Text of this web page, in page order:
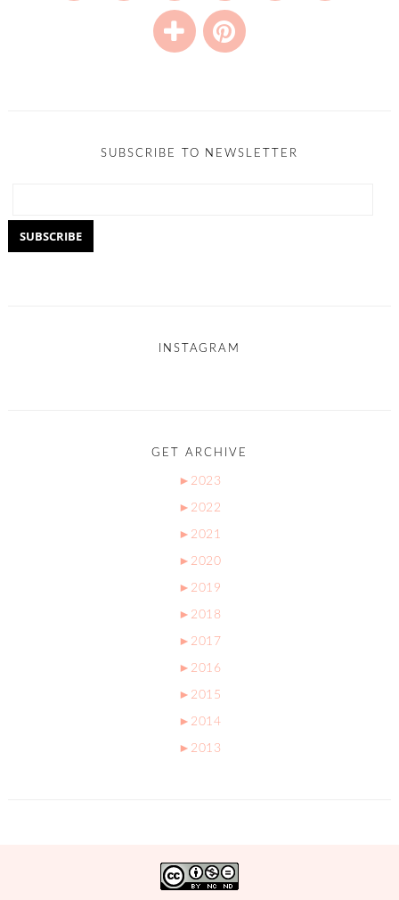
SUBSCRIBE TO NEWSLETTER
INSTAGRAM
GET ARCHIVE
► 2023
► 2022
► 2021
► 2020
► 2019
► 2018
► 2017
► 2016
► 2015
► 2014
► 2013